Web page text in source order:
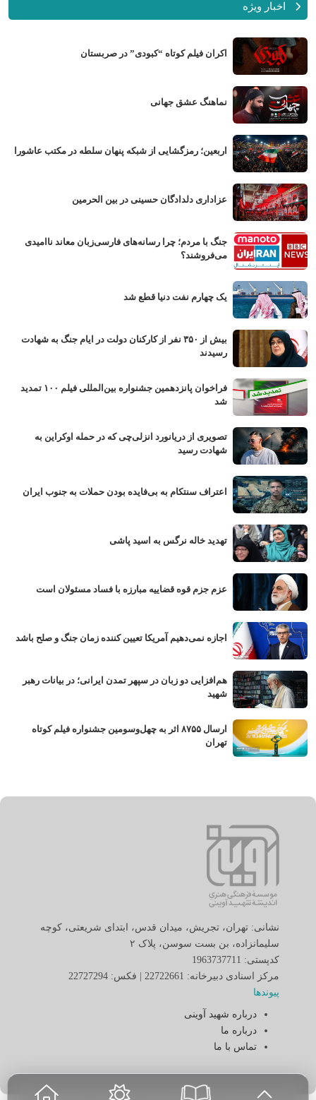
اخبار ویژه
اکران فیلم کوتاه “کبودی” در صربستان
نماهنگ عشق جهانی
اربعین؛ رمزگشایی از شبکه پنهان سلطه در مکتب عاشورا
عزاداری دلدادگان حسینی در بین الحرمین
جنگ با مردم؛ چرا رسانه‌های فارسی‌زبان معاند ناامیدی
می‌فروشند؟
یک چهارم نفت دنیا قطع شد
بیش از ۳۵۰ نفر از کارکنان دولت در ایام جنگ به شهادت
رسیدند
فراخوان پانزدهمین جشنواره بین‌المللی فیلم ۱۰۰ تمدید
شد
تصویری از دریانورد انزلی‌چی که در حمله اوکراین به
شهادت رسید
اعتراف سنتکام به بی‌فایده بودن حملات به جنوب ایران
تهدید خاله نرگس به اسید پاشی
عزم جزم قوه قضاییه مبارزه با فساد مسئولان است
اجازه نمی‌دهیم آمریکا تعیین کننده زمان جنگ و صلح باشد
هم‌افزایی دو زبان در سپهر تمدن ایرانی؛ در بیانات رهبر
شهید
ارسال ۸۷۵۵ اثر به چهل‌وسومین جشنواره فیلم کوتاه
تهران
نشانی: تهران، تجریش، میدان قدس، ابتدای شریعتی، کوچه
سلیمانزاده، بن بست سوسن، پلاک ٢
کدپستی: 1963737711
مرکز اسنادی دبیرخانه: 22722661 | فکس: 22727294
پیوندها
درباره شهید آوینی
درباره ما
تماس با ما